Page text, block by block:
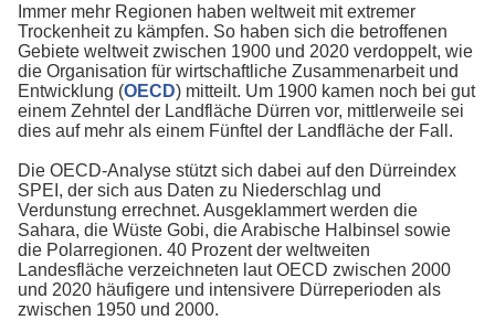
Immer mehr Regionen haben weltweit mit extremer
Trockenheit zu kämpfen. So haben sich die betroffenen
Gebiete weltweit zwischen 1900 und 2020 verdoppelt, wie
die Organisation für wirtschaftliche Zusammenarbeit und
Entwicklung (OECD) mitteilt. Um 1900 kamen noch bei gut
einem Zehntel der Landfläche Dürren vor, mittlerweile sei
dies auf mehr als einem Fünftel der Landfläche der Fall.
Die OECD-Analyse stützt sich dabei auf den Dürreindex
SPEI, der sich aus Daten zu Niederschlag und
Verdunstung errechnet. Ausgeklammert werden die
Sahara, die Wüste Gobi, die Arabische Halbinsel sowie
die Polarregionen. 40 Prozent der weltweiten
Landesfläche verzeichneten laut OECD zwischen 2000
und 2020 häufigere und intensivere Dürreperioden als
zwischen 1950 und 2000.